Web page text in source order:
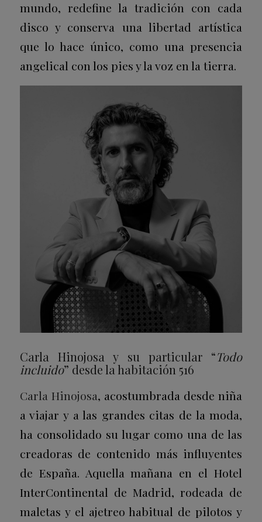
mundo, redefine la tradición con cada
disco y conserva una libertad artística
que lo hace único, como una presencia
angelical con los pies y la voz en la tierra.
Carla Hinojosa y su particular “Todo
incluido” desde la habitación 516
Carla Hinojosa, acostumbrada desde niña
a viajar y a las grandes citas de la moda,
ha consolidado su lugar como una de las
creadoras de contenido más influyentes
de España. Aquella mañana en el Hotel
InterContinental de Madrid, rodeada de
maletas y el ajetreo habitual de pilotos y